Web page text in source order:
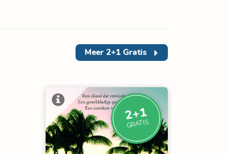
Meer 2+1 Gratis
2+1
GRATIS